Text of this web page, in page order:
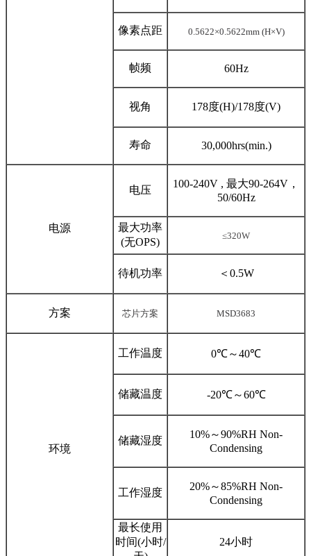
像素点距 0.5622×0.5622mm (H×V)
帧频 60Hz
视角 178度(H)/178度(V)
寿命 30,000hrs(min.)
电源
电压
100-240V , 最大90-264V，
50/60Hz
最大功率
(无OPS)
≤320W
待机功率 ＜0.5W
方案 芯片方案 MSD3683
环境
工作温度 0℃～40℃
储藏温度 -20℃～60℃
储藏湿度
10%～90%RH Non-
Condensing
工作湿度
20%～85%RH Non-
Condensing
最长使用
时间(小时/
24小时